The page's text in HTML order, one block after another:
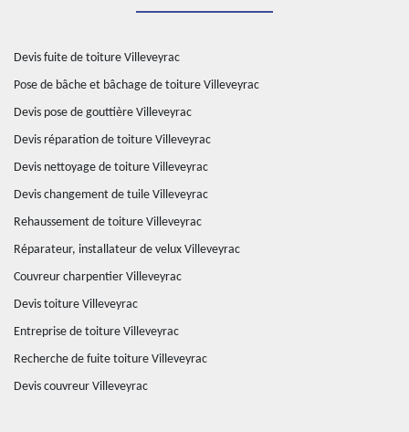
Devis fuite de toiture Villeveyrac
Pose de bâche et bâchage de toiture Villeveyrac
Devis pose de gouttière Villeveyrac
Devis réparation de toiture Villeveyrac
Devis nettoyage de toiture Villeveyrac
Devis changement de tuile Villeveyrac
Rehaussement de toiture Villeveyrac
Réparateur, installateur de velux Villeveyrac
Couvreur charpentier Villeveyrac
Devis toiture Villeveyrac
Entreprise de toiture Villeveyrac
Recherche de fuite toiture Villeveyrac
Devis couvreur Villeveyrac